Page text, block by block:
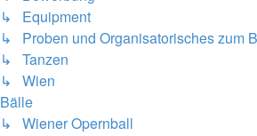
↳ Equipment
↳ Proben und Organisatorisches zum
↳ Tanzen
↳ Wien
Bälle
↳ Wiener Opernball